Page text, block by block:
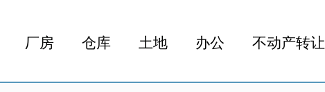
厂房 仓库 土地 办公 不动产转让